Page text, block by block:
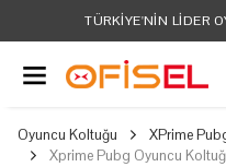
TÜRKIYE'NIN LIDER
Oyuncu Koltuğu
XPrime
Xprime Pubg Oyuncu